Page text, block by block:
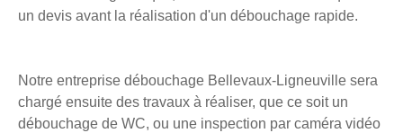
un devis avant la réalisation d'un débouchage rapide.
Notre entreprise débouchage Bellevaux-Ligneuville sera
chargé ensuite des travaux à réaliser, que ce soit un
débouchage de WC, ou une inspection par caméra vidéo